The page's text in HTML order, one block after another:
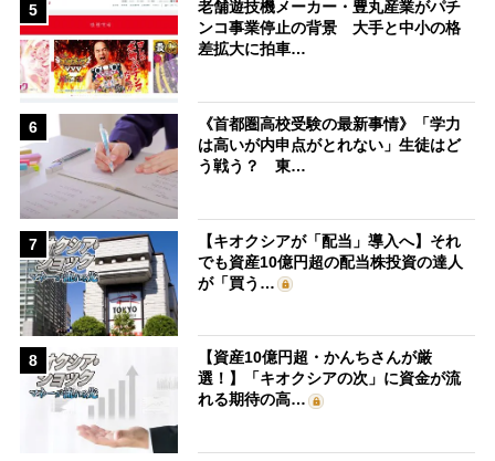
5
老舗遊技機メーカー・豊丸産業がパチ
ンコ事業停止の背景 大手と中小の格
差拡大に拍車…
6
《首都圏高校受験の最新事情》「学力
は高いが内申点がとれない」生徒はど
う戦う？ 東…
7
【キオクシアが「配当」導入へ】それ
でも資産10億円超の配当株投資の達人
が「買う…
8
【資産10億円超・かんちさんが厳
選！】「キオクシアの次」に資金が流
れる期待の高…